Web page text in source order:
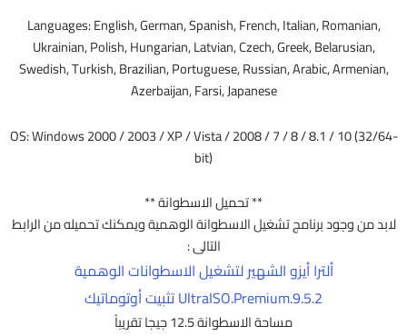
Languages: English, German, Spanish, French, Italian, Romanian,
Ukrainian, Polish, Hungarian, Latvian, Czech, Greek, Belarusian,
Swedish, Turkish, Brazilian, Portuguese, Russian, Arabic, Armenian,
Azerbaijan, Farsi, Japanese
OS: Windows 2000 / 2003 / XP / Vista / 2008 / 7 / 8 / 8.1 / 10 (32/64-
bit)
** تحميل الاسطوانة **
لابد من وجود برنامج تشغيل الاسطوانة الوهمية ويمكنك تحميله من الرابط
التالى :
ألترا أيزو الشهير لتشغيل الاسطوانات الوهمية
UltraISO.Premium.9.5.2 تثبيت أوتوماتيك
مساحة الاسطوانة 12.5 جيجا تقريباً